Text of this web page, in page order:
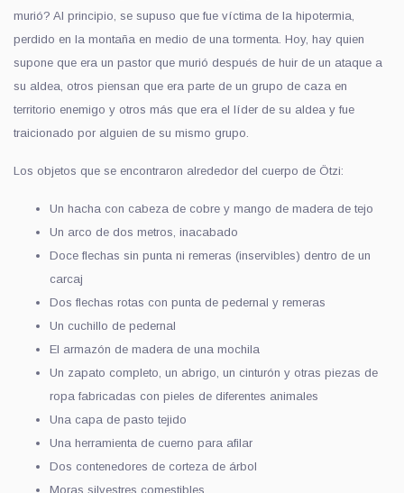
murió? Al principio, se supuso que fue víctima de la hipotermia,
perdido en la montaña en medio de una tormenta. Hoy, hay quien
supone que era un pastor que murió después de huir de un ataque a
su aldea, otros piensan que era parte de un grupo de caza en
territorio enemigo y otros más que era el líder de su aldea y fue
traicionado por alguien de su mismo grupo.
Los objetos que se encontraron alrededor del cuerpo de Ötzi:
Un hacha con cabeza de cobre y mango de madera de tejo
Un arco de dos metros, inacabado
Doce flechas sin punta ni remeras (inservibles) dentro de un
carcaj
Dos flechas rotas con punta de pedernal y remeras
Un cuchillo de pedernal
El armazón de madera de una mochila
Un zapato completo, un abrigo, un cinturón y otras piezas de
ropa fabricadas con pieles de diferentes animales
Una capa de pasto tejido
Una herramienta de cuerno para afilar
Dos contenedores de corteza de árbol
Moras silvestres comestibles